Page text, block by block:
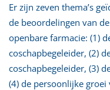
Er zijn zeven thema’s
de beoordelingen van
openbare farmacie: (1)
coschapbegeleider, (2)
coschapbegeleider, (3)
(4) de persoonlijke groei